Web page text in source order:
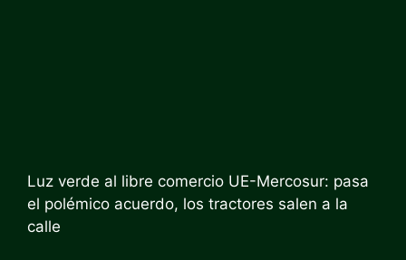
Luz verde al libre comercio UE-Mercosur: pasa
el polémico acuerdo, los tractores salen a la
calle